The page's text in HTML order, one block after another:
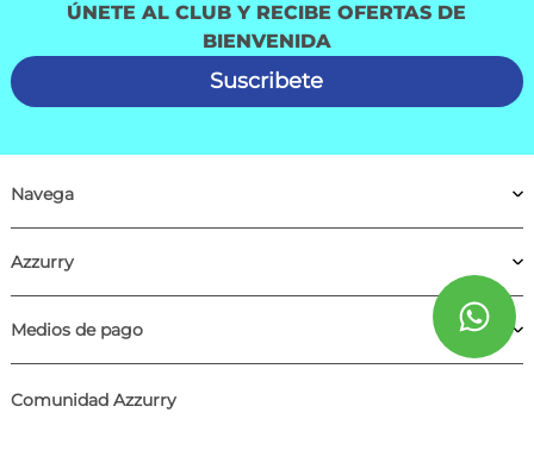
ÚNETE AL CLUB Y RECIBE OFERTAS DE
BIENVENIDA
Suscribete
Navega
Azzurry
Medios de pago
Comunidad Azzurry